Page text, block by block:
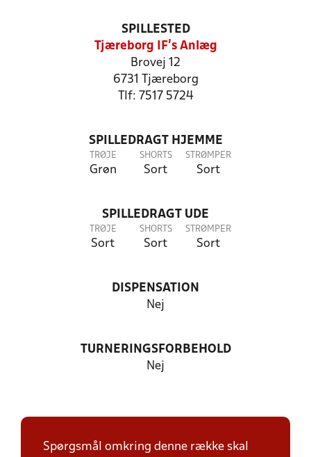
SPILLESTED
Tjæreborg IF's Anlæg
Brovej 12
6731 Tjæreborg
Tlf: 7517 5724
SPILLEDRAGT HJEMME
TRØJE
Grøn
SHORTS
Sort
STRØMPER
Sort
SPILLEDRAGT UDE
TRØJE
Sort
SHORTS
Sort
STRØMPER
Sort
DISPENSATION
Nej
TURNERINGSFORBEHOLD
Nej
Spørgsmål omkring denne række skal